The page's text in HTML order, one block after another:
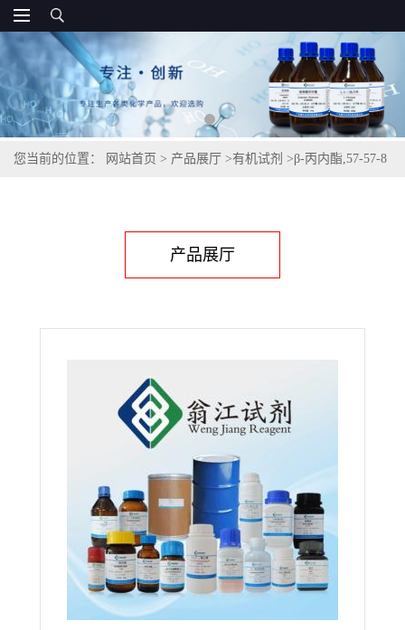
您当前的位置： 网站首页 > 产品展厅 >有机试剂 >β-丙内酯,57-57-8
产品展厅